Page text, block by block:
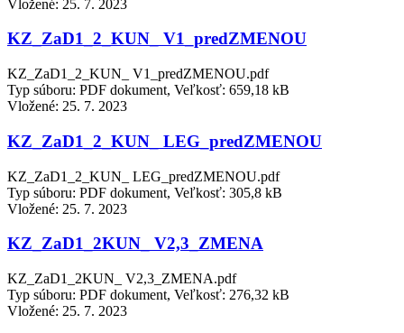
Vložené: 25. 7. 2023
KZ_ZaD1_2_KUN_ V1_predZMENOU
KZ_ZaD1_2_KUN_ V1_predZMENOU.pdf
Typ súboru: PDF dokument, Veľkosť: 659,18 kB
Vložené: 25. 7. 2023
KZ_ZaD1_2_KUN_ LEG_predZMENOU
KZ_ZaD1_2_KUN_ LEG_predZMENOU.pdf
Typ súboru: PDF dokument, Veľkosť: 305,8 kB
Vložené: 25. 7. 2023
KZ_ZaD1_2KUN_ V2,3_ZMENA
KZ_ZaD1_2KUN_ V2,3_ZMENA.pdf
Typ súboru: PDF dokument, Veľkosť: 276,32 kB
Vložené: 25. 7. 2023